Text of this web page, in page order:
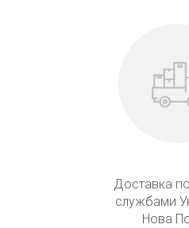
Доставка
службами
Нова